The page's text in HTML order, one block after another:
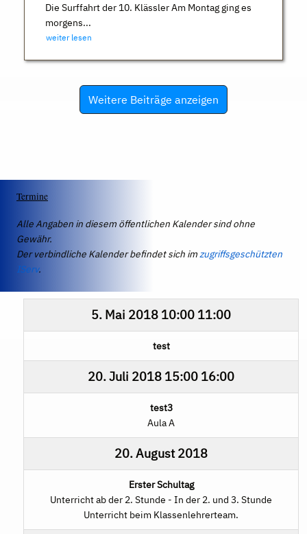
Die Surffahrt der 10. Klässler Am Montag ging es
morgens...
weiter lesen
Weitere Beiträge anzeigen
Termine
Alle Angaben in diesem öffentlichen Kalender sind ohne
Gewähr.
Der verbindliche Kalender befindet sich imzugriffsgeschützten
IServ.
5. Mai 2018 10:00 11:00
test
20. Juli 2018 15:00 16:00
test3
Aula A
20. August 2018
Erster Schultag
Unterricht ab der 2. Stunde - In der 2. und 3. Stunde
Unterricht beim Klassenlehrerteam.